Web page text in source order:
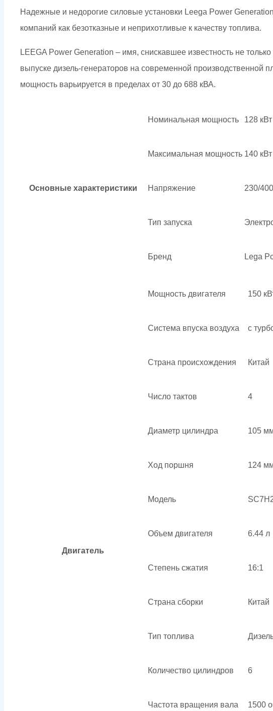
Надежные и недорогие силовые установки Leega Power
компаний как безотказные и неприхотливые к качеству топлива.
LEEGA Power Generation – имя, снискавшее известность не
выпуске дизель-генераторов на современной
мощность варьируется в пределах от 30 до 688 кВА.
Основные характеристики
Номинальная мощность 128 кВт
Максимальная мощность 140 кВт
Напряжение 230/
Тип запуска
Бренд Lega
Двигатель
Мощность двигателя 150
Система впуска воздуха с
Страна происхождения Китай
Число тактов 4
Диаметр цилиндра 105
Ход поршня 124
Модель
Объем двигателя 6.44 л
Степень сжатия 16:1
Страна сборки Китай
Тип топлива
Количество цилиндров 6
Частота вращения вала 1500